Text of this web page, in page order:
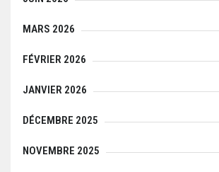
MARS 2026
FÉVRIER 2026
JANVIER 2026
DÉCEMBRE 2025
NOVEMBRE 2025